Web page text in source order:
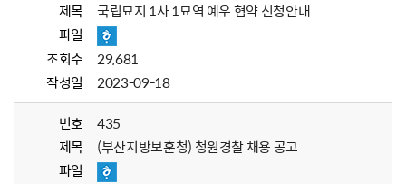
제목
국립묘지 1사 1묘역 예우 협약 신청안내
파일
조회수
29,681
작성일
2023-09-18
번호
435
제목
(부산지방보훈청) 청원경찰 채용 공고
파일